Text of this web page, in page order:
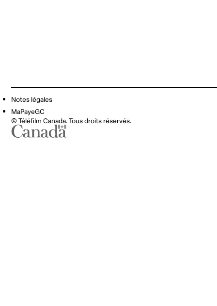
Notes légales
MaPayeGC
© Téléfilm Canada. Tous droits réservés.